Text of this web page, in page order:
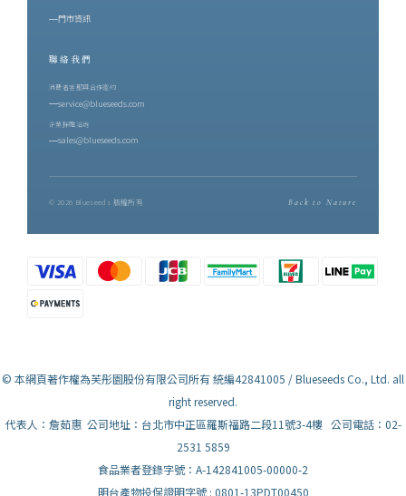
門市資訊
聯絡我們
消費者客服與合作邀約
service@blueseeds.com
企業採購洽詢
sales@blueseeds.com
© 2026 Blueseeds 版權所有 Back to Nature
© 本網頁著作權為芙彤園股份有限公司所有 統編42841005 / Blueseeds Co., Ltd. all
right reserved.
代表人：詹茹惠 公司地址：台北市中正區羅斯福路二段11號3-4樓 公司電話：02-
2531 5859
食品業者登錄字號：A-142841005-00000-2
明台產物投保證明字號 : 0801-13PDT00450